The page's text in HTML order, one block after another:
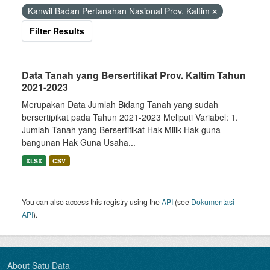
Kanwil Badan Pertanahan Nasional Prov. Kaltim
Filter Results
Data Tanah yang Bersertifikat Prov. Kaltim Tahun
2021-2023
Merupakan Data Jumlah Bidang Tanah yang sudah
bersertipikat pada Tahun 2021-2023 Meliputi Variabel: 1.
Jumlah Tanah yang Bersertifikat Hak Milik Hak guna
bangunan Hak Guna Usaha...
XLSX CSV
You can also access this registry using theAPI (see Dokumentasi
API).
About Satu Data